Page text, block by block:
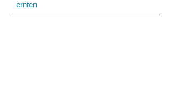
ernten